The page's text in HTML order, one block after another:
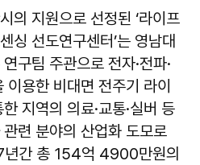
의 지원으로 선정된 ‘라이프
싱 선도연구센터’는 영남대
구팀 주관으로 전자·전파·
용한 비대면 전주기 라이
지역의 의료·교통·실버 등
련 분야의 산업화 도모로
간 총 154억 4900만원의